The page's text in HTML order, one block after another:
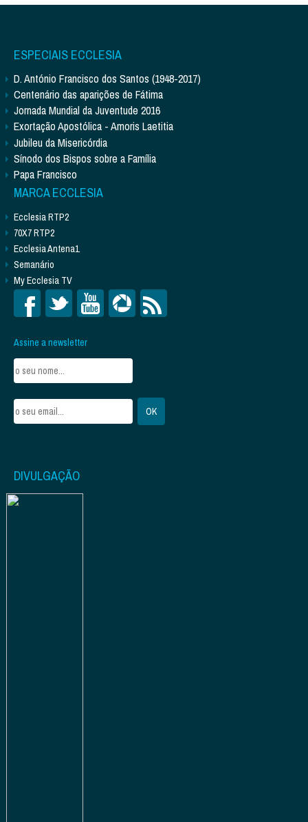
ESPECIAIS ECCLESIA
D. António Francisco dos Santos (1948-2017)
Centenário das aparições de Fátima
Jornada Mundial da Juventude 2016
Exortação Apostólica - Amoris Laetitia
Jubileu da Misericórdia
Sínodo dos Bispos sobre a Família
Papa Francisco
MARCA ECCLESIA
Ecclesia RTP2
70X7 RTP2
Ecclesia Antena1
Semanário
My Ecclesia TV
Assine a newsletter
DIVULGAÇÃO